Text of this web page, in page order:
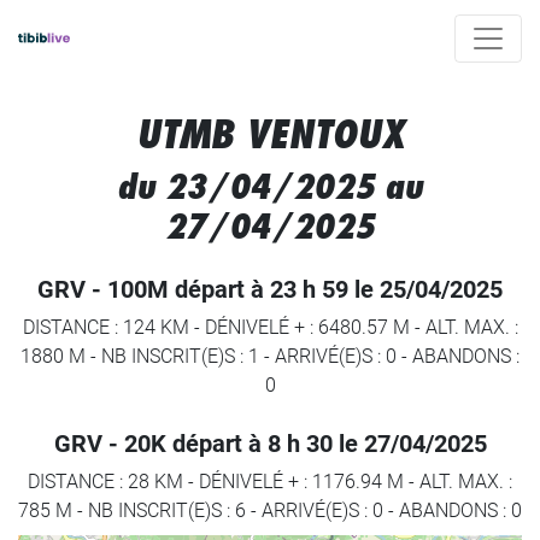
UTMB VENTOUX
du 23/04/2025 au
27/04/2025
GRV - 100M départ à 23 h 59 le 25/04/2025
DISTANCE : 124 KM - DÉNIVELÉ + : 6480.57 M - ALT. MAX. :
1880 M - NB INSCRIT(E)S : 1 - ARRIVÉ(E)S : 0 - ABANDONS :
0
GRV - 20K départ à 8 h 30 le 27/04/2025
DISTANCE : 28 KM - DÉNIVELÉ + : 1176.94 M - ALT. MAX. :
785 M - NB INSCRIT(E)S : 6 - ARRIVÉ(E)S : 0 - ABANDONS : 0